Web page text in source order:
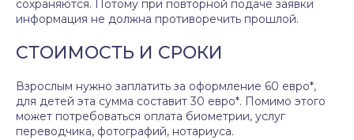
сохраняются. Потому при повторной подаче заявки
информация не должна противоречить прошлой.
СТОИМОСТЬ И СРОКИ
Взрослым нужно заплатить за оформление 60 евро*,
для детей эта сумма составит 30 евро*. Помимо этого
может потребоваться оплата биометрии, услуг
переводчика, фотографий, нотариуса.